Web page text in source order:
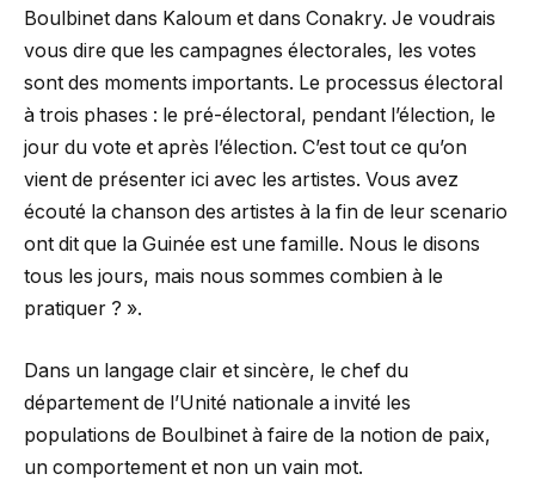
Boulbinet dans Kaloum et dans Conakry. Je voudrais
vous dire que les campagnes électorales, les votes
sont des moments importants. Le processus électoral
à trois phases : le pré-électoral, pendant l’élection, le
jour du vote et après l’élection. C’est tout ce qu’on
vient de présenter ici avec les artistes. Vous avez
écouté la chanson des artistes à la fin de leur scenario
ont dit que la Guinée est une famille. Nous le disons
tous les jours, mais nous sommes combien à le
pratiquer ? ».
Dans un langage clair et sincère, le chef du
département de l’Unité nationale a invité les
populations de Boulbinet à faire de la notion de paix,
un comportement et non un vain mot.